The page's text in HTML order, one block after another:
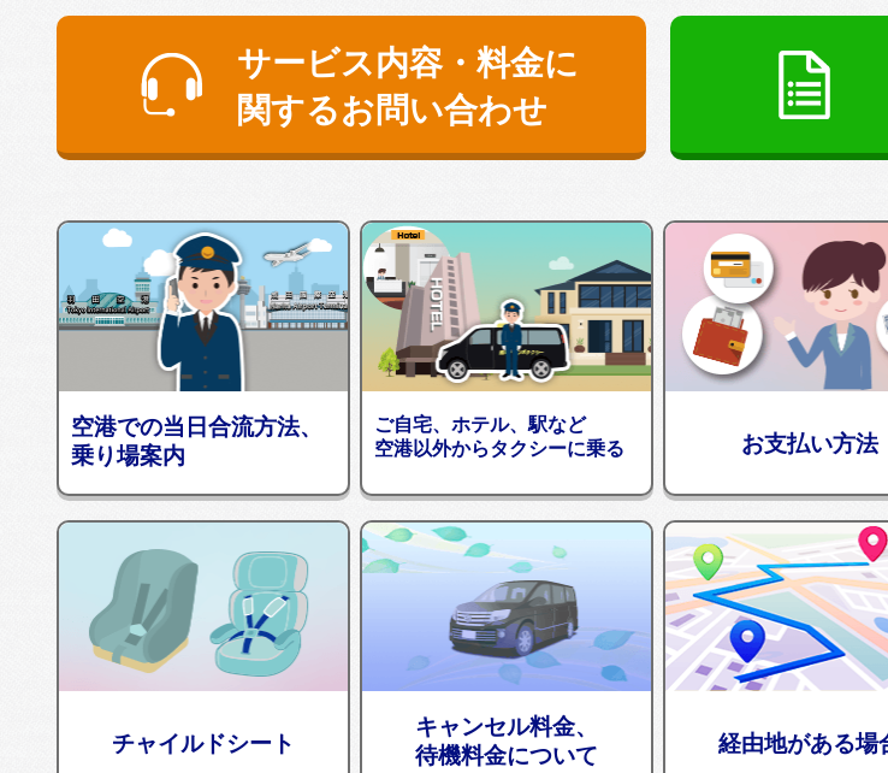
サービス内容・料金に
関するお問い合わせ
空港での当日合流方法、
乗り場案内
ご自宅、ホテル、駅など
空港以外からタクシーに乗る
お支払い方法
チャイルドシート
キャンセル料金、
待機料金について
経由地がある場